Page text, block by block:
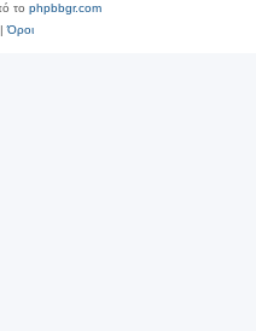
το phpbbgr.com
Όροι